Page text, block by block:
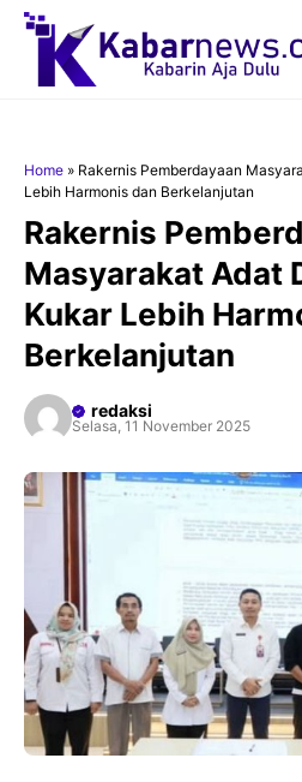
Langsung
Home » Rakernis Pemberdayaan
Lebih Harmonis dan Berkelanjutan
Rakernis
Masyarakat Adat
Kukar Lebih
Berkelanjutan
redaksi
Selasa, 11 November 2025